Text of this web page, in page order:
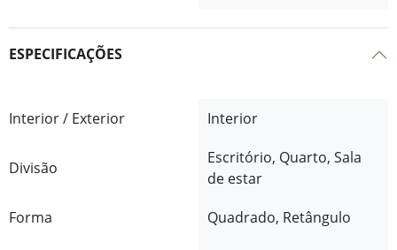
ESPECIFICAÇÕES
Interior / Exterior Interior
Divisão
Escritório, Quarto, Sala
de estar
Forma
Quadrado, Retângulo